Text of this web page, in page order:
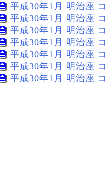
平成30年1月 明治座
平成30年1月 明治座
平成30年1月 明治座
平成30年1月 明治座
平成30年1月 明治座
平成30年1月 明治座
平成30年1月 明治座